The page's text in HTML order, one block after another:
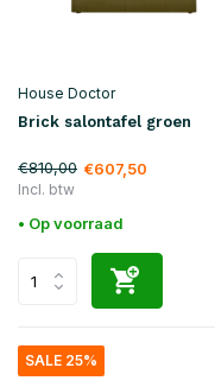
House Doctor
Brick salontafel groen
€810,00 €607,50
Incl. btw
• Op voorraad
SALE 25%